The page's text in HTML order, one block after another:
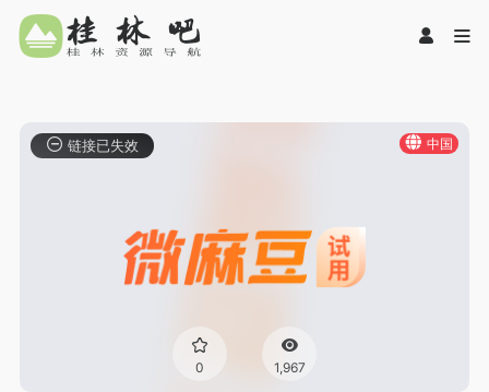
中国
0 1,967
链接已失效